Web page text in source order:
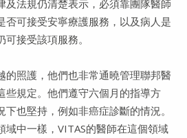
及法規仍清楚表示，必須靠團隊醫師
否可接受安寧療護服務，以及病人是
接受該項服務。
的照護，他們也非常通曉管理聯邦醫
些規定。他們遵守六個月的指導方
也堅持，例如非癌症診斷的情況。
域中一樣，VITAS的醫師在這個領域